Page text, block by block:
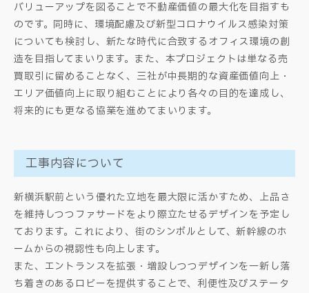
バリューアップを図ることで不動産価値の最大化を目指すも
のです。同時に、環境配慮及び新型コロナウイルス感染対策
についても検討し、新たな時代に合致するオフィス環境の創
造を目指してまいります。また、本プロジェクトは単なる売
買取引に留めることなく、三社が中長期的な資産価値向上・
エリア価値向上に取り組むことにより各々の目的を達成し、
将来的にも更なる協業を進めてまいります。
工事内容について
新横浜駅前という優れた立地を最大限に活かすため、上品さ
を維持しつつファサードをより際立たせるデザインを予定し
ております。これにより、街のシンボルとして、新幹線のホ
ームからの視認性も向上します。
また、エントランスを拡張・増設しつつデザインを一新し落
ち着きのあるロビーを提供することで、利便性及びステータ